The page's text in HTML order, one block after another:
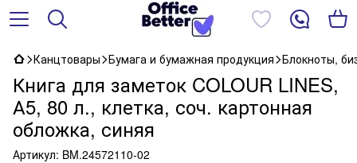
Канцтовары Бумага и бумажная продукция Блокноты,
Книга для заметок COLOUR LINES,
А5, 80 л., клетка, соч. картонная
обложка, синяя
Артикул: BM.24572110-02